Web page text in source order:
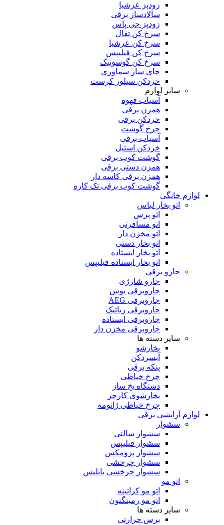
زودپز عرشیا
سالادساز برقی
زودپز جی پاس
سرخ کن تفال
سرخ کن عرشیا
سرخ کن فیلیپس
سرخ کن گوسونیک
چای ساز سماوری
خردکن سیلور کرست
سایر لوازم
آسیاب قهوه
همزن برقی
خردکن برقی
چرخ گوشت
آسیاب برقی
خردکن استیل
گوشت کوب برقی
همزن دستی برقی
همزن برقی کاسه دار
گوشت کوب برقی تک کاره
لوازم خانگی
اتو بخار لباس
اتو پرس
اتو مسافرتی
اتو مخزن دار
اتو بخار دستی
اتو بخار ایستاده
اتو بخار ایستاده فیلیپس
جارو برقی
جارو شارژی
جاروبرقی بوش
جاروبرقی AEG
جاروبرقی رباتیک
جاروبرقی ایستاده
جاروبرقی مخزن دار
سایر دسته ها
بخارشو
آبسردکن
پنکه برقی
چرخ خیاطی
دستگاه یخ ساز
بخارشوی کارچر
چرخ خیاطی ژانومه
لوازم آرایشی برقی
سشوار
سشوار سالنی
سشوار فیلیپس
سشوار پرومکس
سشوار چرخشی
سشوار چرخشی بابلیس
اتو مو
اتو مو کراتینه
اتو مو رمینگتون
سایر دسته ها
برس حرارتی